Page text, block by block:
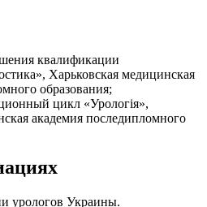
квалификации
Харьковская медицинская
образования;
цикл «Урологія»,
академия последипломного
урологов Украины.